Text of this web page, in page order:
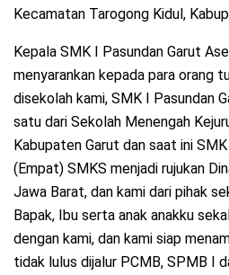
Kecamatan Tarogong Kidul,
Kepala SMK I Pasundan Garut
menyarankan kepada para orang
disekolah kami, SMK I Pasundan
satu dari Sekolah Menengah
Kabupaten Garut dan saat ini
(Empat) SMKS menjadi rujukan
Jawa Barat, dan kami dari pihak
Bapak, Ibu serta anak anakku
dengan kami, dan kami siap
tidak lulus dijalur PCMB, SPMB I